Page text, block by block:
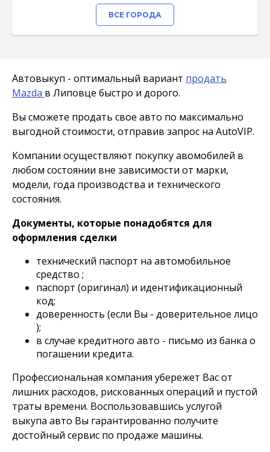
ВСЕ ГОРОДА
Автовыкуп - оптимальный вариант продать
Mazda в Липовце быстро и дорого.
Вы сможете продать свое авто по максимально
выгодной стоимости, отправив запрос на AutoVIP.
Компании осуществляют покупку авомобилей в
любом состоянии вне зависимости от марки,
модели, года производства и технического
состояния.
Документы, которые понадобятся для
оформления сделки
технический паспорт на автомобильное
средство ;
паспорт (оригинал) и идентификационный
код;
доверенность (если Вы - доверительное лицо
);
в случае кредитного авто - письмо из банка о
погашении кредита.
Профессиональная компания убережет Вас от
лишних расходов, рискованных операций и пустой
траты времени. Воспользовавшись услугой
выкупа авто Вы гарантированно получите
достойный сервис по продаже машины.